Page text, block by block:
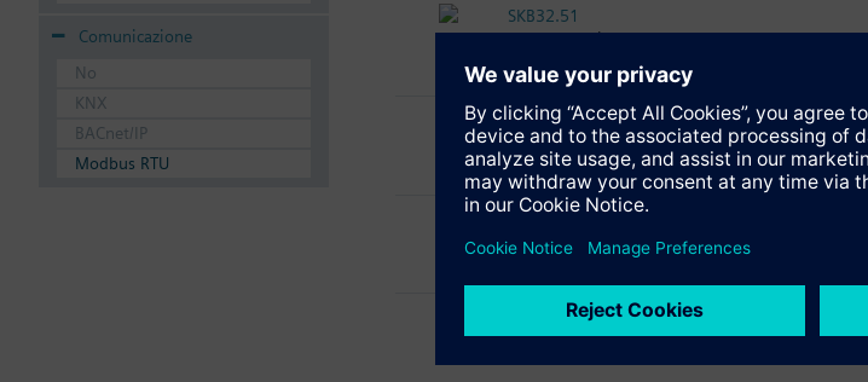
Comunicazione
No
KNX
BACnet/IP
Modbus RTU
SKB32.51
Motore 3 pti 230 V ac
SKB32.50
Motore 3 pti 230 V ac
SKB82.51
SKB82.50
Motore 3 pti 24 V ac